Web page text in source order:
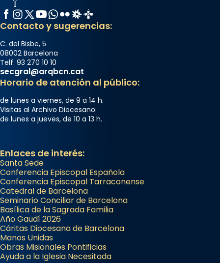
Facebook
Instagram
X / Twitter
YouTube
WhatsApp
FlickrRadio Estel
Catalunya Cristiana
Contacto y sugerencias:
C. del Bisbe, 5
08002 Barcelona
Telf. 93 270 10 10
secgral@arqbcn.cat
Horario de atención al público:
de lunes a viernes, de 9 a 14 h.
Visitas al Archivo Diocesano:
de lunes a jueves, de 10 a 13 h.
Enlaces de interés:
Santa Sede
Conferencia Episcopal Española
Conferencia Episcopal Tarraconense
Catedral de Barcelona
Seminario Conciliar de Barcelona
Basílica de la Sagrada Familia
Año Gaudí 2026
Cáritas Diocesana de Barcelona
Manos Unidas
Obras Misionales Pontificias
Ayuda a la Iglesia Necesitada